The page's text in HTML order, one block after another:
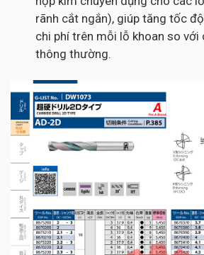
rãnh cắt ngắn), giúp tăng tốc
chi phí trên mỗi lỗ khoan so với
thông thường.